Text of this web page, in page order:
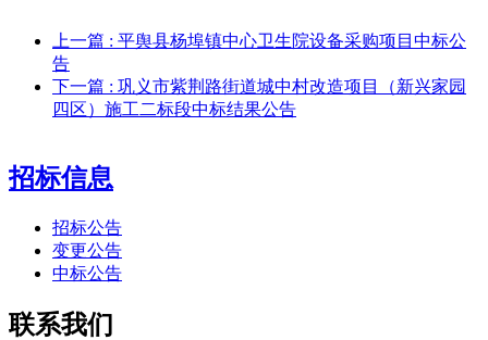
上一篇 : 平舆县杨埠镇中心卫生院设备采购项目中标公
告
下一篇 : 巩义市紫荆路街道城中村改造项目（新兴家园
四区）施工二标段中标结果公告
招标信息
招标公告
变更公告
中标公告
联系我们